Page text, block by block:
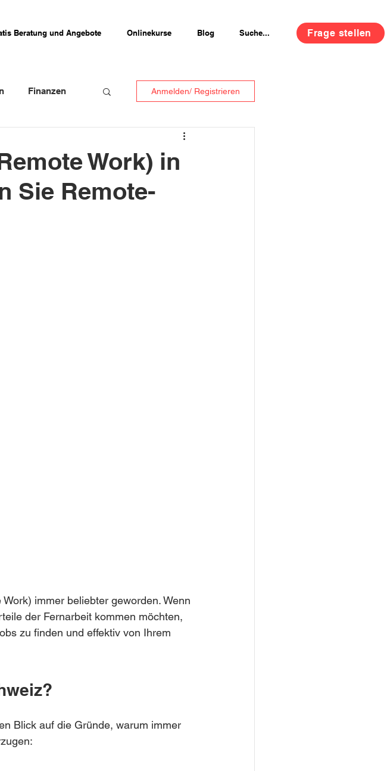
Beratung und Angebote Onlinekurse Blog Suche... Frage stellen
Finanzen Anmelden/ Registrieren
Work) in
Sie Remote-
immer beliebter geworden. Wenn
der Fernarbeit kommen möchten,
zu finden und effektiv von Ihrem
Blick auf die Gründe, warum immer